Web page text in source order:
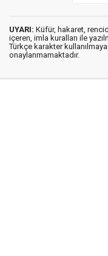
UYARI: Küfür, hakaret,
içeren, imla kuralları ile
Türkçe karakter
onaylanmamaktadır.